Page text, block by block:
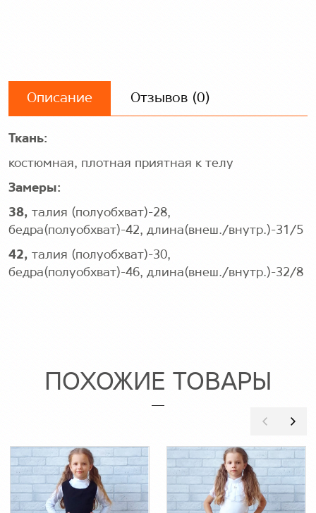
Описание Отзывов (0)
Ткань:
костюмная, плотная приятная к телу
Замеры:
38, талия (полуобхват)-28,
бедра(полуобхват)-42, длина(внеш./внутр.)-31/5
42, талия (полуобхват)-30,
бедра(полуобхват)-46, длина(внеш./внутр.)-32/8
ПОХОЖИЕ ТОВАРЫ